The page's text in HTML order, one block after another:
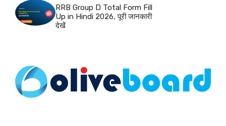
RRB Group D Total Form Fill
Up in Hindi 2026, पूरी जानकारी
देखें